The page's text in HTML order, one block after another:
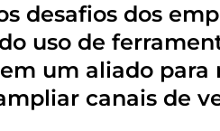
desafios dos
uso de
um aliado para
canais de